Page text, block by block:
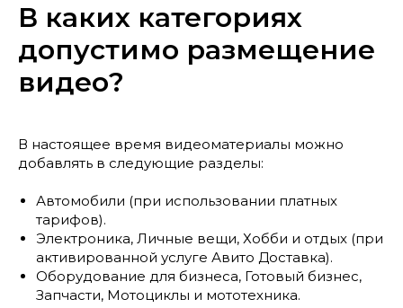
В каких категориях
допустимо размещение
видео?
В настоящее время видеоматериалы можно
добавлять в следующие разделы:
Автомобили (при использовании платных
тарифов).
Электроника, Личные вещи, Хобби и отдых (при
активированной услуге Авито Доставка).
Оборудование для бизнеса, Готовый бизнес,
Запчасти, Мотоциклы и мототехника.